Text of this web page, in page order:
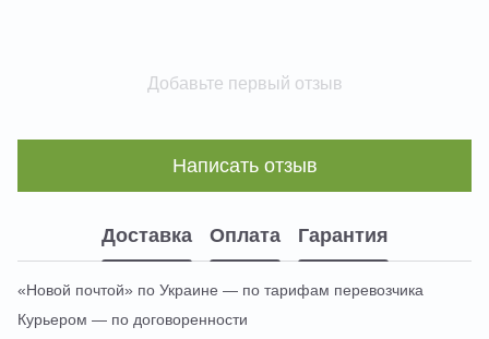
Добавьте первый отзыв
Написать отзыв
Доставка Оплата Гарантия
«Новой почтой» по Украине — по тарифам перевозчика
Курьером — по договоренности